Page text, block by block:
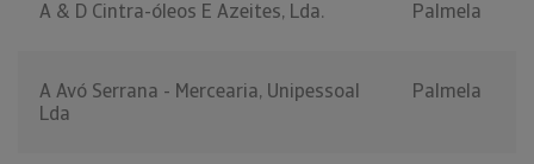
A & D Cintra-óleos E Azeites, Lda. Palmela
A Avó Serrana - Mercearia, Unipessoal
Lda
Palmela